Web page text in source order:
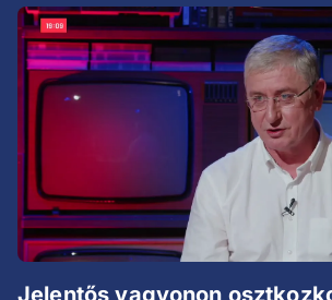
Jelentős vagyonon